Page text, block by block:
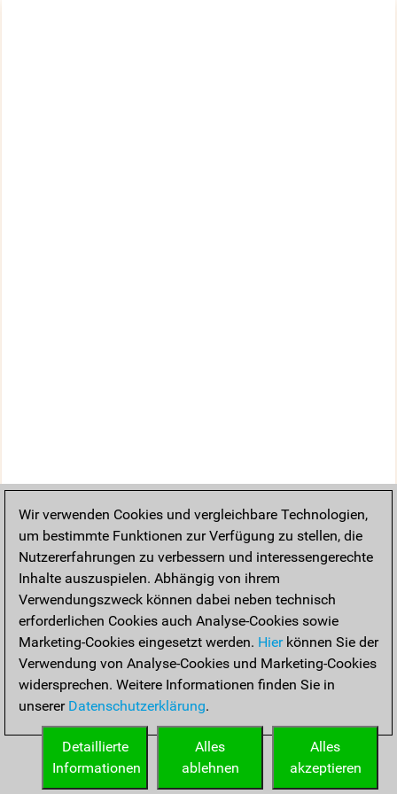
Wir verwenden Cookies und vergleichbare Technologien,
um bestimmte Funktionen zur Verfügung zu stellen, die
Nutzererfahrungen zu verbessern und interessengerechte
Inhalte auszuspielen. Abhängig von ihrem
Verwendungszweck können dabei neben technisch
erforderlichen Cookies auch Analyse-Cookies sowie
Marketing-Cookies eingesetzt werden. Hierkönnen Sie der
Verwendung von Analyse-Cookies und Marketing-Cookies
widersprechen. Weitere Informationen finden Sie in
unserer Datenschutzerklärung.
Alles
akzeptieren
Alles
ablehnen
Detaillierte
Informationen